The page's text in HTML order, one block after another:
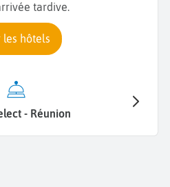
tardive.
les hôtels
- Réunion